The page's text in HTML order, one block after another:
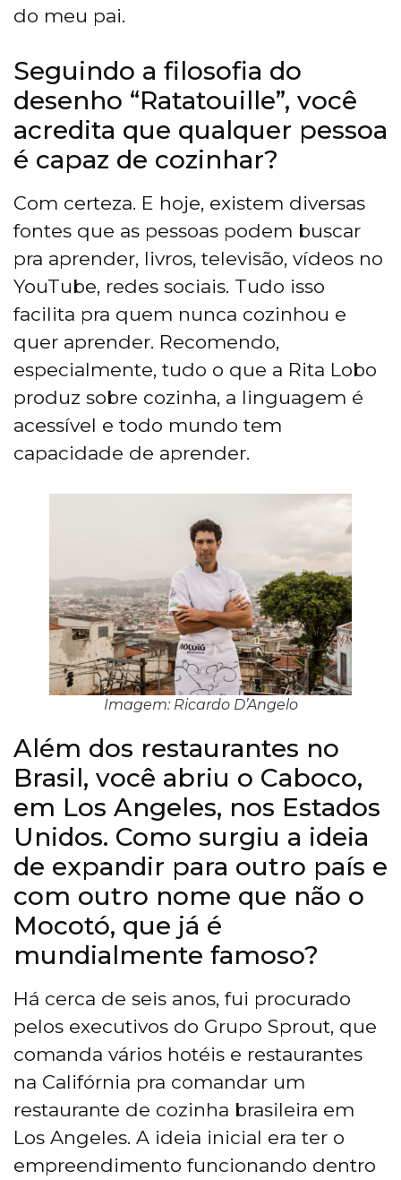
do meu pai.
Seguindo a filosofia do
desenho “Ratatouille”, você
acredita que qualquer pessoa
é capaz de cozinhar?
Com certeza. E hoje, existem diversas
fontes que as pessoas podem buscar
pra aprender, livros, televisão, vídeos no
YouTube, redes sociais. Tudo isso
facilita pra quem nunca cozinhou e
quer aprender. Recomendo,
especialmente, tudo o que a Rita Lobo
produz sobre cozinha, a linguagem é
acessível e todo mundo tem
capacidade de aprender.
Imagem: Ricardo D’Angelo
Além dos restaurantes no
Brasil, você abriu o Caboco,
em Los Angeles, nos Estados
Unidos. Como surgiu a ideia
de expandir para outro país e
com outro nome que não o
Mocotó, que já é
mundialmente famoso?
Há cerca de seis anos, fui procurado
pelos executivos do Grupo Sprout, que
comanda vários hotéis e restaurantes
na Califórnia pra comandar um
restaurante de cozinha brasileira em
Los Angeles. A ideia inicial era ter o
empreendimento funcionando dentro